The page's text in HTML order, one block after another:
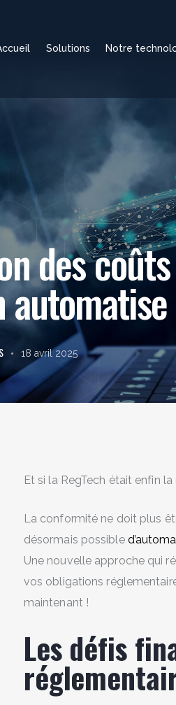
Solutions Notre
des
18 avril 2025
Et si la RegTech était enfin
La conformité ne doit plus
désormais possible
Une nouvelle approche qui
vos obligations
maintenant !
Les défis